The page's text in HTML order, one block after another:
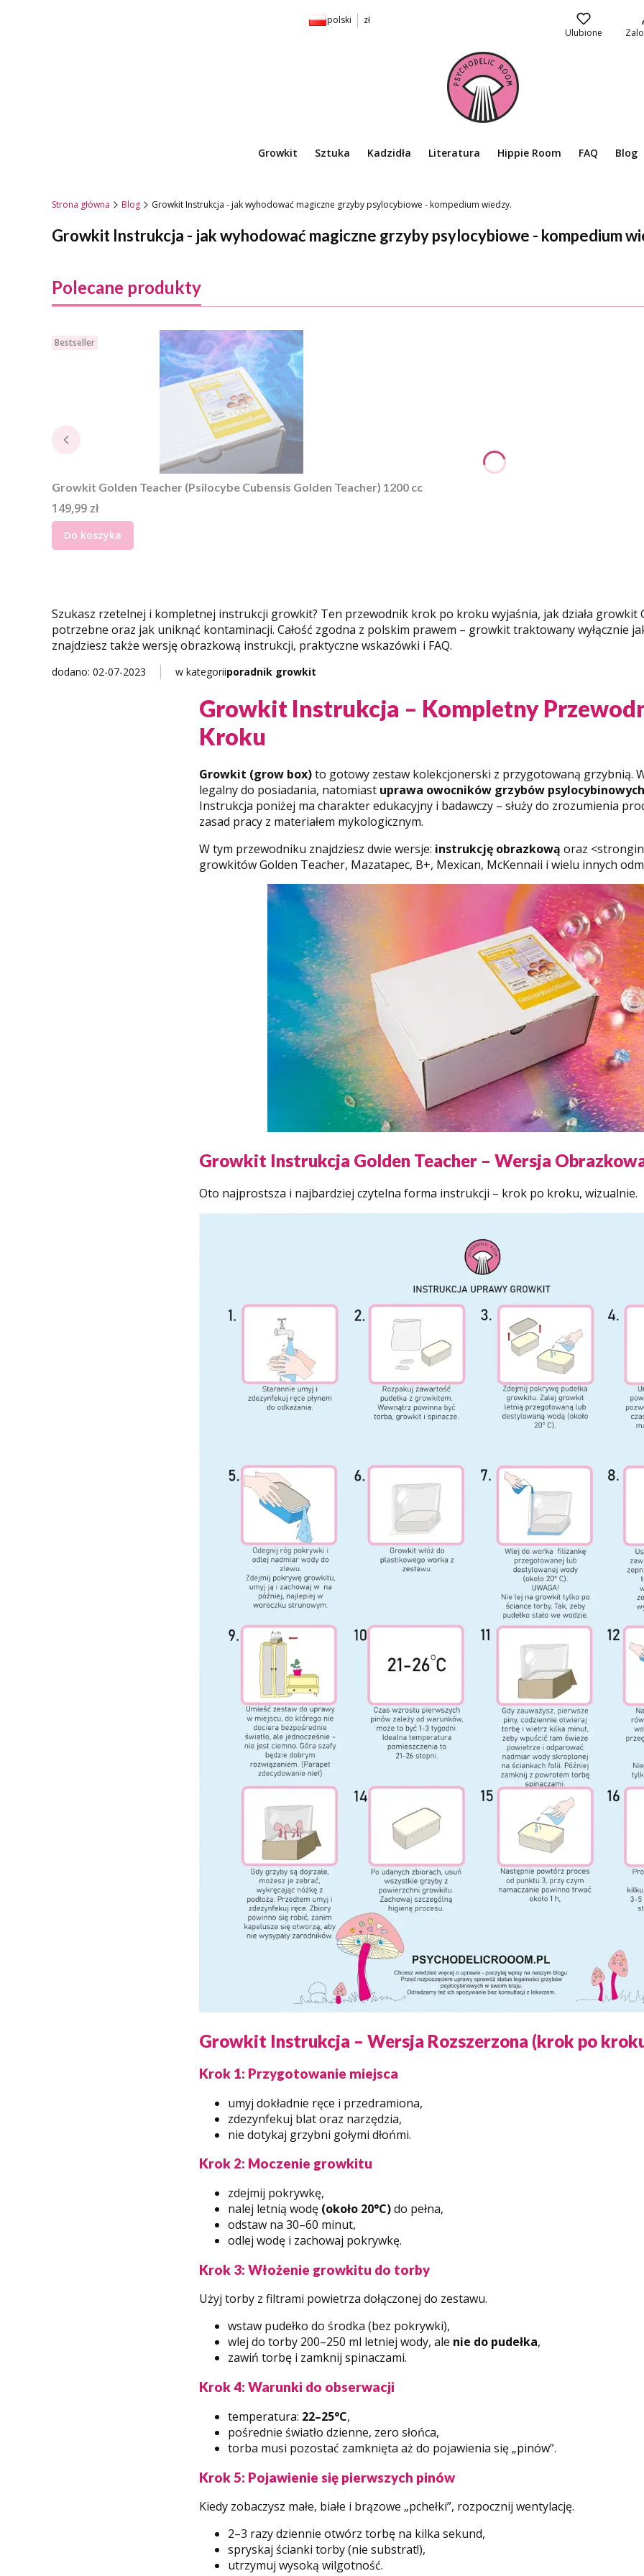
polski
zł
Ulubione
Growkit Sztuka Kadzidła Literatura Hippie Room FAQ Blog
Strona główna Blog Growkit Instrukcja - jak wyhodować magiczne grzyby psylocybiowe - kompedium wiedzy.
Growkit Instrukcja - jak wyhodować magiczne grzyby psylocybiowe - kompedium
Polecane produkty
Bestseller
Growkit Golden Teacher (Psilocybe Cubensis Golden Teacher) 1200 cc
Cena
149,99 zł
Do koszyka
Szukasz rzetelnej i kompletnej instrukcji growkit? Ten przewodnik krok po kroku wyjaśnia, jak działa growkit
potrzebne oraz jak uniknąć kontaminacji. Całość zgodna z polskim prawem – growkit traktowany wyłącznie
znajdziesz także wersję obrazkową instrukcji, praktyczne wskazówki i FAQ.
dodano: 02-07-2023 w kategoriiporadnik growkit
Growkit Instrukcja – Kompletny
Kroku
Growkit (grow box)to gotowy zestaw kolekcjonerski z przygotowaną grzybnią.
legalny do posiadania, natomiast uprawa owocników grzybów
Instrukcja poniżej ma charakter edukacyjny i badawczy – służy do zrozumienia
zasad pracy z materiałem mykologicznym.
W tym przewodniku znajdziesz dwie wersje: instrukcję obrazkową oraz
growkitów Golden Teacher, Mazatapec, B+, Mexican, McKennaii i wielu innych
Growkit Instrukcja Golden Teacher – Wersja
Oto najprostsza i najbardziej czytelna forma instrukcji – krok po kroku, wizualnie.
Growkit Instrukcja – Wersja Rozszerzona (krok po
Krok 1: Przygotowanie miejsca
umyj dokładnie ręce i przedramiona,
zdezynfekuj blat oraz narzędzia,
nie dotykaj grzybni gołymi dłońmi.
Krok 2: Moczenie growkitu
zdejmij pokrywkę,
nalej letnią wodę (około 20°C)do pełna,
odstaw na 30–60 minut,
odlej wodę i zachowaj pokrywkę.
Krok 3: Włożenie growkitu do torby
Użyj torby z filtrami powietrza dołączonej do zestawu.
wstaw pudełko do środka (bez pokrywki),
wlej do torby 200–250 ml letniej wody, ale nie do pudełka,
zawiń torbę i zamknij spinaczami.
Krok 4: Warunki do obserwacji
temperatura: 22–25°C,
pośrednie światło dzienne, zero słońca,
torba musi pozostać zamknięta aż do pojawienia się „pinów”.
Krok 5: Pojawienie się pierwszych pinów
Kiedy zobaczysz małe, białe i brązowe „pchełki”, rozpocznij wentylację.
2–3 razy dziennie otwórz torbę na kilka sekund,
spryskaj ścianki torby (nie substrat!),
utrzymuj wysoką wilgotność.